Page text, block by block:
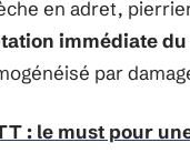
en adret,
immédiate
par
: le must pour